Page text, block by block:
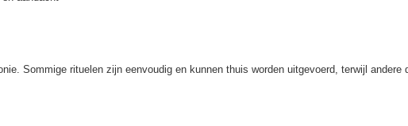
Sommige rituelen zijn eenvoudig en kunnen thuis worden uitgevoerd, terwijl